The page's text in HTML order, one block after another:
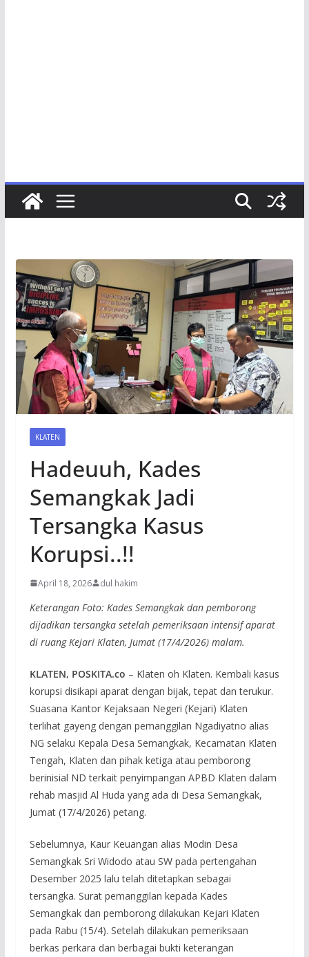
KLATEN
Hadeuuh, Kades
Semangkak Jadi
Tersangka Kasus
Korupsi..!!
April 18, 2026 dul hakim
Keterangan Foto: Kades Semangkak dan pemborong
dijadikan tersangka setelah pemeriksaan intensif aparat
di ruang Kejari Klaten, Jumat (17/4/2026) malam.
KLATEN, POSKITA.co – Klaten oh Klaten. Kembali kasus
korupsi disikapi aparat dengan bijak, tepat dan terukur.
Suasana Kantor Kejaksaan Negeri (Kejari) Klaten
terlihat gayeng dengan pemanggilan Ngadiyatno alias
NG selaku Kepala Desa Semangkak, Kecamatan Klaten
Tengah, Klaten dan pihak ketiga atau pemborong
berinisial ND terkait penyimpangan APBD Klaten dalam
rehab masjid Al Huda yang ada di Desa Semangkak,
Jumat (17/4/2026) petang.
Sebelumnya, Kaur Keuangan alias Modin Desa
Semangkak Sri Widodo atau SW pada pertengahan
Desember 2025 lalu telah ditetapkan sebagai
tersangka. Surat pemanggilan kepada Kades
Semangkak dan pemborong dilakukan Kejari Klaten
pada Rabu (15/4). Setelah dilakukan pemeriksaan
berkas perkara dan berbagai bukti keterangan